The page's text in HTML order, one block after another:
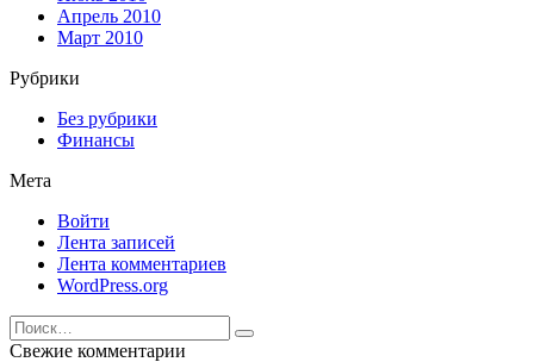
Апрель 2010
Март 2010
Рубрики
Без рубрики
Финансы
Мета
Войти
Лента записей
Лента комментариев
WordPress.org
Search
for:
Свежие комментарии